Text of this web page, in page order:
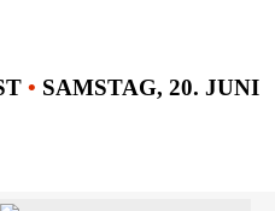
• SAMSTAG, 20. JUNI